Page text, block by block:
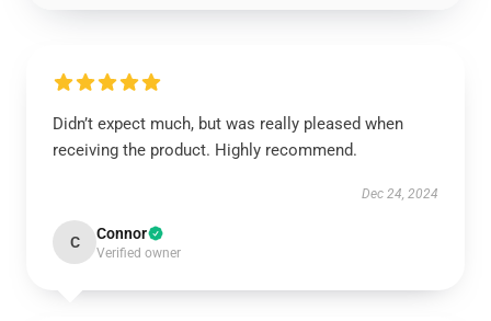
Didn’t expect much, but was really pleased when
receiving the product. Highly recommend.
Dec 24, 2024
C Connor
Verified owner